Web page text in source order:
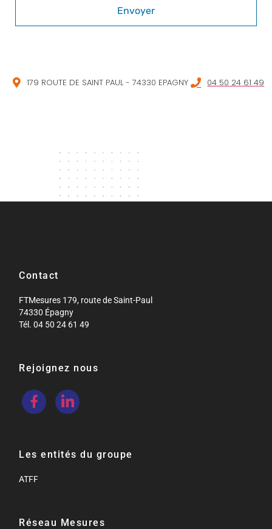
179 ROUTE DE SAINT PAUL - 74330 EPAGNY 04 50 24 61 49
Contact
FTMesures 179, route de Saint-Paul
74330 Épagny
Tél. 04 50 24 61 49
Rejoignez nous
Les entités du groupe
ATFF
Réseau Mesures​